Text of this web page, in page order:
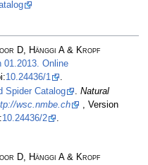
D, Hänggi A & Kropf
01.2013. Online
10.24436/1
.
Spider Catalog . Natural
wsc.nmbe.ch
, Version
10.24436/2 .
D, Hänggi A & Kropf